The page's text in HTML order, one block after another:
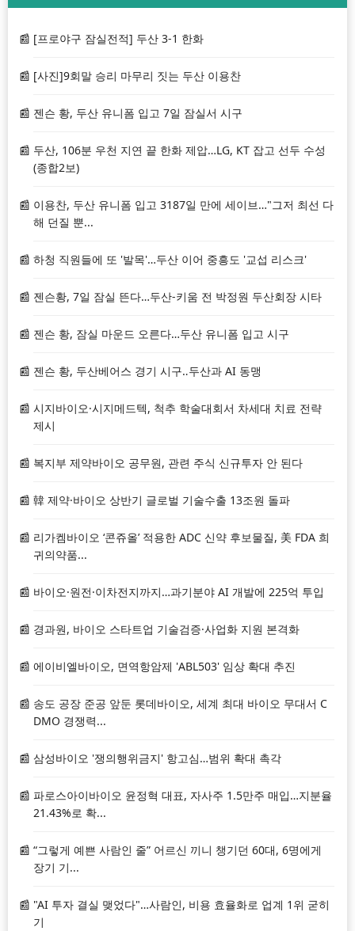
[프로야구 잠실전적] 두산 3-1 한화
[사진]9회말 승리 마무리 짓는 두산 이용찬
젠슨 황, 두산 유니폼 입고 7일 잠실서 시구
두산, 106분 우천 지연 끝 한화 제압…LG, KT 잡고 선두 수성
(종합2보)
이용찬, 두산 유니폼 입고 3187일 만에 세이브…"그저 최선 다
해 던질 뿐...
하청 직원들에 또 '발목'…두산 이어 중흥도 '교섭 리스크'
젠슨황, 7일 잠실 뜬다…두산-키움 전 박정원 두산회장 시타
젠슨 황, 잠실 마운드 오른다…두산 유니폼 입고 시구
젠슨 황, 두산베어스 경기 시구‥두산과 AI 동맹
시지바이오·시지메드텍, 척추 학술대회서 차세대 치료 전략
제시
복지부 제약바이오 공무원, 관련 주식 신규투자 안 된다
韓 제약·바이오 상반기 글로벌 기술수출 13조원 돌파
리가켐바이오 ‘콘쥬올’ 적용한 ADC 신약 후보물질, 美 FDA 희
귀의약품...
바이오·원전·이차전지까지…과기분야 AI 개발에 225억 투입
경과원, 바이오 스타트업 기술검증·사업화 지원 본격화
에이비엘바이오, 면역항암제 'ABL503' 임상 확대 추진
송도 공장 준공 앞둔 롯데바이오, 세계 최대 바이오 무대서 C
DMO 경쟁력...
삼성바이오 '쟁의행위금지' 항고심…범위 확대 촉각
파로스아이바이오 윤정혁 대표, 자사주 1.5만주 매입…지분율
21.43%로 확...
“그렇게 예쁜 사람인 줄” 어르신 끼니 챙기던 60대, 6명에게
장기 기...
"AI 투자 결실 맺었다"…사람인, 비용 효율화로 업계 1위 굳히
기